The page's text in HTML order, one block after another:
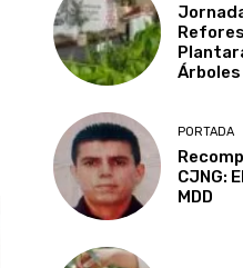
Árboles
PORTADA
CJNG:
MDD